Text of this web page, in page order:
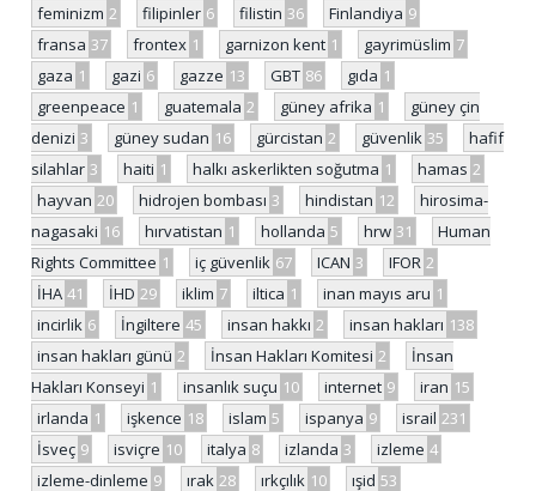
feminizm 2 filipinler 6 filistin 36 Finlandiya 9
fransa 37 frontex 1 garnizon kent 1 gayrimüslim 7
gaza 1 gazi 6 gazze 13 GBT 86 gıda 1
greenpeace 1 guatemala 2 güney afrika 1
güney çin
denizi 3 güney sudan 16 gürcistan 2 güvenlik 35
hafif
silahlar 3 haiti 1 halkı askerlikten soğutma 1 hamas 2
hayvan 20 hidrojen bombası 3 hindistan 12
hirosima-
nagasaki 16 hırvatistan 1 hollanda 5 hrw 31
Human
Rights Committee 1 iç güvenlik 67 ICAN 3 IFOR 2
İHA 41 İHD 29 iklim 7 iltica 1 inan mayıs aru 1
incirlik 6 İngiltere 45 insan hakkı 2 insan hakları 138
insan hakları günü 2 İnsan Hakları Komitesi 2
İnsan
Hakları Konseyi 1 insanlık suçu 10 internet 9 iran 15
irlanda 1 işkence 18 islam 5 ispanya 9 israil 231
İsveç 9 isviçre 10 italya 8 izlanda 3 izleme 4
izleme-dinleme 9 ırak 28 ırkçılık 10 ışid 53